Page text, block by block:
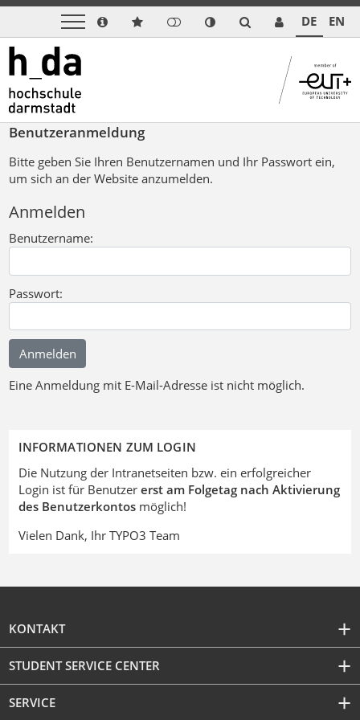
DE EN
Benutzeranmeldung
Bitte geben Sie Ihren Benutzernamen und Ihr Passwort ein,
um sich an der Website anzumelden.
Anmelden
Benutzername:
Passwort:
Eine Anmeldung mit E-Mail-Adresse ist nicht möglich.
INFORMATIONEN ZUM LOGIN
Die Nutzung der Intranetseiten bzw. ein erfolgreicher
Login ist für Benutzer erst am Folgetag nach Aktivierung
des Benutzerkontosmöglich!
Vielen Dank, Ihr TYPO3 Team
KONTAKT
STUDENT SERVICE CENTER
SERVICE